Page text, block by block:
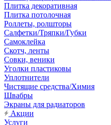
Плитка декоративная
Плитка потолочная
Роллеты, ролшторы
Салфетки/Тряпки/Губки
Самоклейка
Скотч, ленты
Совки, веники
Уголки пластиковы
Уплотнители
Чистящие средства/Химия
Швабры
Экраны для радиаторов
Акции
Услуги